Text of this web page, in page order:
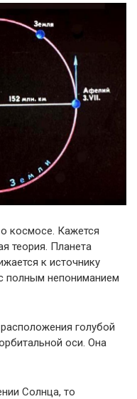
космосе. Кажется
теория. Планета
к источнику
полным непониманием
голубой
оси. Она
Солнца, то